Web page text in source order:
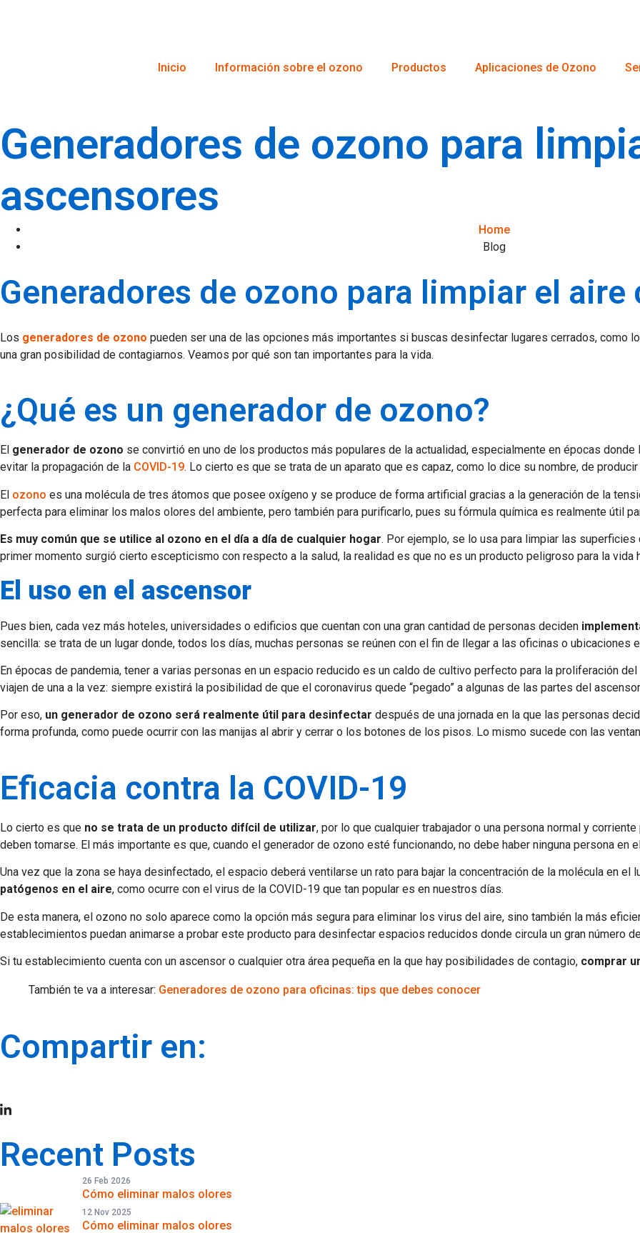
Inicio Información sobre el ozono Productos Aplicaciones de Ozono
Generadores de ozono para
ascensores
Home
Blog
Generadores de ozono para limpiar el aire
Los generadores de ozono pueden ser una de las opciones más importantes si buscas desinfectar lugares cerrados, como
una gran posibilidad de contagiarnos. Veamos por qué son tan importantes para la vida.
¿Qué es un generador de ozono?
El generador de ozono se convirtió en uno de los productos más populares de la actualidad, especialmente en épocas
evitar la propagación de la COVID-19. Lo cierto es que se trata de un aparato que es capaz, como lo dice su nombre, de producir
El ozono es una molécula de tres átomos que posee oxígeno y se produce de forma artificial gracias a la generación de la
perfecta para eliminar los malos olores del ambiente, pero también para purificarlo, pues su fórmula química es realmente útil
Es muy común que se utilice al ozono en el día a día de cualquier hogar. Por ejemplo, se lo usa para limpiar las
primer momento surgió cierto escepticismo con respecto a la salud, la realidad es que no es un producto peligroso para la vida
El uso en el ascensor
Pues bien, cada vez más hoteles, universidades o edificios que cuentan con una gran cantidad de personas deciden
sencilla: se trata de un lugar donde, todos los días, muchas personas se reúnen con el fin de llegar a las oficinas o ubicaciones
En épocas de pandemia, tener a varias personas en un espacio reducido es un caldo de cultivo perfecto para la proliferación
viajen de una a la vez: siempre existirá la posibilidad de que el coronavirus quede “pegado” a algunas de las partes del
Por eso, un generador de ozono será realmente útil para desinfectar después de una jornada en la que las personas
forma profunda, como puede ocurrir con las manijas al abrir y cerrar o los botones de los pisos. Lo mismo sucede con las
Eficacia contra la COVID-19
Lo cierto es que no se trata de un producto difícil de utilizar, por lo que cualquier trabajador o una persona normal y
deben tomarse. El más importante es que, cuando el generador de ozono esté funcionando, no debe haber ninguna persona en
Una vez que la zona se haya desinfectado, el espacio deberá ventilarse un rato para bajar la concentración de la molécula en el
patógenos en el aire, como ocurre con el virus de la COVID-19 que tan popular es en nuestros días.
De esta manera, el ozono no solo aparece como la opción más segura para eliminar los virus del aire, sino también la más
establecimientos puedan animarse a probar este producto para desinfectar espacios reducidos donde circula un gran número
Si tu establecimiento cuenta con un ascensor o cualquier otra área pequeña en la que hay posibilidades de contagio, comprar
También te va a interesar: Generadores de ozono para oficinas: tips que debes conocer
Compartir en:
Recent Posts
26 Feb 2026
Cómo eliminar malos olores
12 Nov 2025
Cómo eliminar malos olores